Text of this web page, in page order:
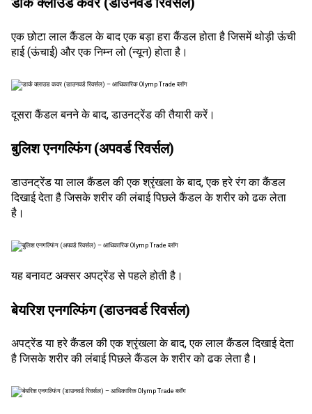
एक छोटा लाल कैंडल के बाद एक बड़ा हरा कैंडल होता है जिसमें थोड़ी ऊंची
हाई (ऊंचाई) और एक निम्न लो (न्यून) होता है।
दूसरा कैंडल बनने के बाद, डाउनट्रेंड की तैयारी करें।
बुलिश एनगल्फिंग (अपवर्ड रिवर्सल)
डाउनट्रेंड या लाल कैंडल की एक श्रृंखला के बाद, एक हरे रंग का कैंडल
दिखाई देता है जिसके शरीर की लंबाई पिछले कैंडल के शरीर को ढक लेता
है।
यह बनावट अक्सर अपट्रेंड से पहले होती है।
बेयरिश एनगल्फिंग (डाउनवर्ड रिवर्सल)
अपट्रेंड या हरे कैंडल की एक श्रृंखला के बाद, एक लाल कैंडल दिखाई देता
है जिसके शरीर की लंबाई पिछले कैंडल के शरीर को ढक लेता है।